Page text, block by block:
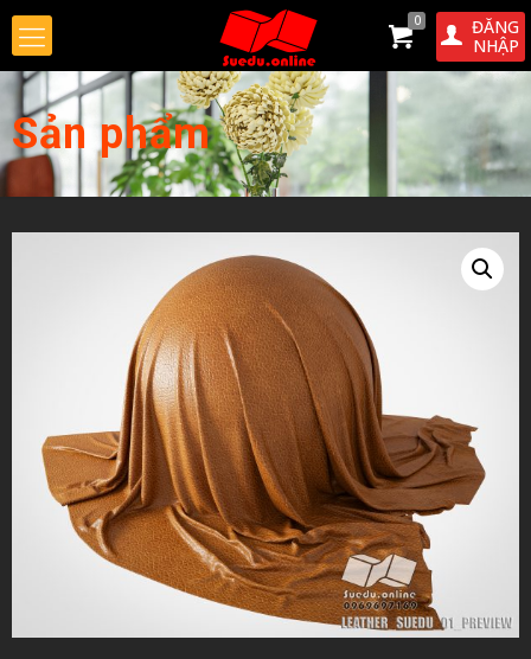
0
ĐĂNG
NHẬP
Sản phẩm